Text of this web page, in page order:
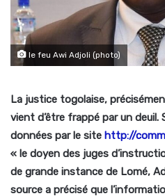
le feu Awi Adjoli (photo)
La justice togolaise,
vient d’être frappé par un
données par le site http://
« le doyen des juges
de grande instance de Lomé,
source a précisé que